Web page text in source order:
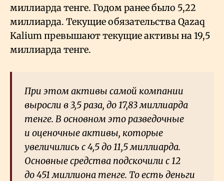
миллиарда тенге. Годом ранее было 5,22
миллиарда. Текущие обязательства Qazaq
Kalium превышают текущие активы на 19,5
миллиарда тенге.
При этом активы самой компании
выросли в 3,5 раза, до 17,83 миллиарда
тенге. В основном это разведочные
и оценочные активы, которые
увеличились с 4,5 до 11,5 миллиарда.
Основные средства подскочили с 12
до 451 миллиона тенге. То есть деньги